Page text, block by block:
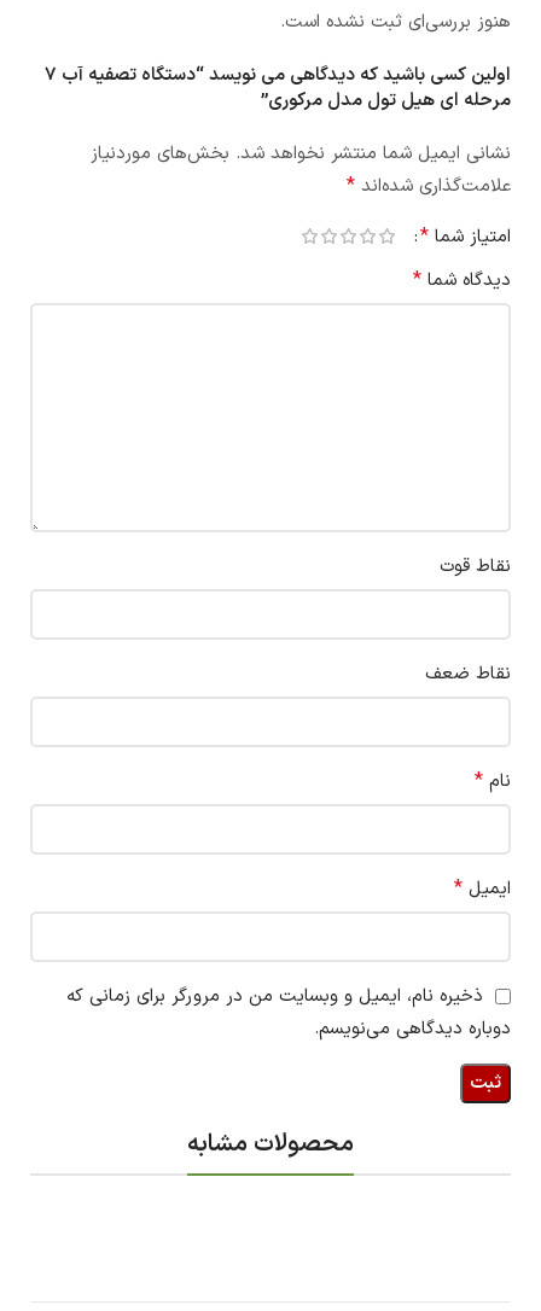
هنوز بررسی‌ای ثبت نشده است.
اولین کسی باشید که دیدگاهی می نویسد “دستگاه تصفیه آب 7
مرحله ای هیل تول مدل مرکوری”
نشانی ایمیل شما منتشر نخواهد شد. بخش‌های موردنیاز
علامت‌گذاری شده‌اند *
امتیاز شما *
دیدگاه شما *
نقاط قوت
نقاط ضعف
نام *
ایمیل *
ذخیره نام، ایمیل و وبسایت من در مرورگر برای زمانی که
دوباره دیدگاهی می‌نویسم.
محصولات مشابه